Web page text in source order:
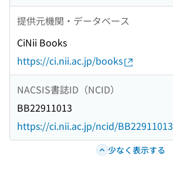
提供元機関・データベース
CiNii Books
https://ci.nii.ac.jp/books
NACSIS書誌ID（NCID）
BB22911013
https://ci.nii.ac.jp/ncid/BB22911013
少なく表示する